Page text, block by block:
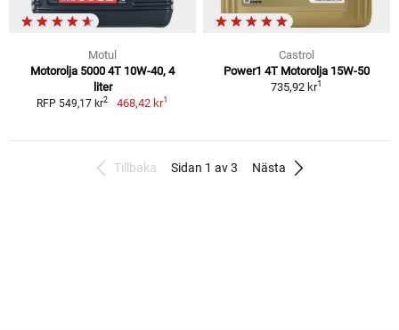
Motul
Motorolja 5000 4T 10W-40, 4
liter
RFP 549,17 kr2 468,42 kr1
Castrol
Power1 4T Motorolja 15W-50
735,92 kr1
Tillbaka Sidan 1 av 3 Nästa